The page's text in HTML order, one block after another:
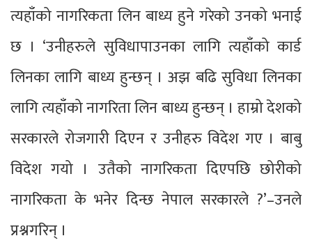
त्यहाँको नागरिकता लिन बाध्य हुने गरेको उनको भनाई
छ । ‘उनीहरुले सुविधापाउनका लागि त्यहाँको कार्ड
लिनका लागि बाध्य हुन्छन् । अझ बढि सुविधा लिनका
लागि त्यहाँको नागरिता लिन बाध्य हुन्छन् । हाम्रो देशको
सरकारले रोजगारी दिएन र उनीहरु विदेश गए । बाबु
विदेश गयो । उतैको नागरिकता दिएपछि छोरीको
नागरिकता के भनेर दिन्छ नेपाल सरकारले ?’–उनले
प्रश्नगरिन् ।